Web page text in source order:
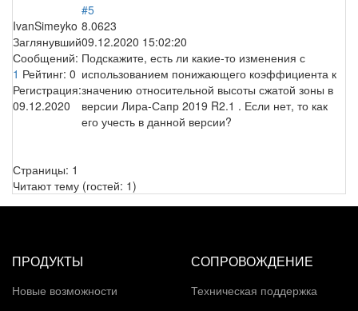
IvanSimeyko
Заглянувший
Сообщений:
1 Рейтинг: 0
Регистрация:
09.12.2020
#5
8.0623
09.12.2020 15:02:20
Подскажите, есть ли какие-то изменения с
использованием понижающего коэффициента к
значению относительной высоты сжатой зоны в
версии Лира-Сапр 2019 R2.1 . Если нет, то как
его учесть в данной версии?
Страницы: 1
Читают тему (гостей: 1)
ПРОДУКТЫ
Новые возможности
СОПРОВОЖДЕНИЕ
Техническая поддержка